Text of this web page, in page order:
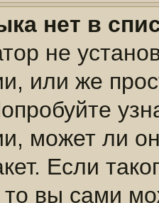
нет в
не
или же
может ли
Если
то вы сами